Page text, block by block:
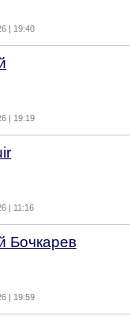
| 19:40
| 19:19
| 11:16
Бочкарев
| 19:59